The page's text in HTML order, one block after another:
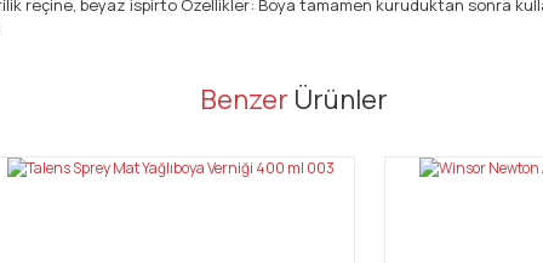
konularda yetersiz gördüğünüz noktaları öneri formunu kullanarak
Benzer Ürünler